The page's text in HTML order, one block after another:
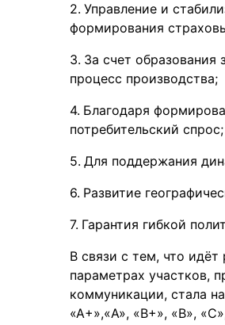
Управление и
формирования
За счет образования
процесс производства;
Благодаря
потребительский спрос;
Для поддержания
Развитие
Гарантия гибкой
В связи с тем, что идёт
параметрах участков,
коммуникации, стала
«А+»,«A», «B+», «В»,